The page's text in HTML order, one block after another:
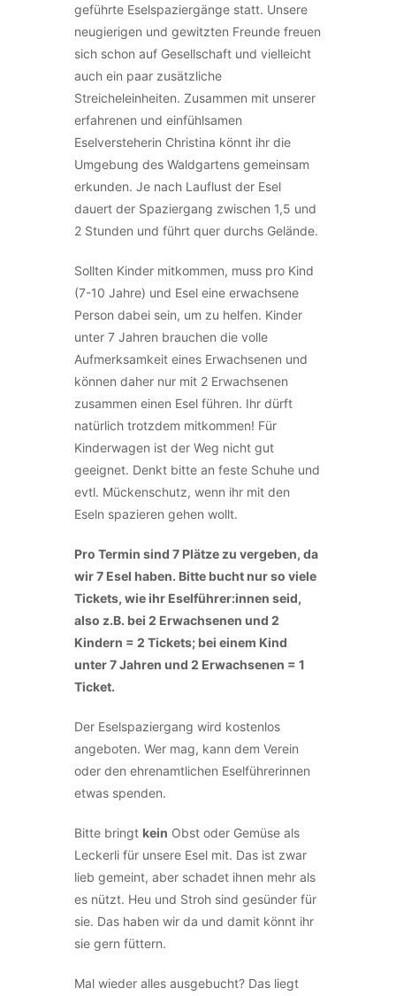
geführte Eselspaziergänge statt. Unsere
neugierigen und gewitzten Freunde freuen
sich schon auf Gesellschaft und vielleicht
auch ein paar zusätzliche
Streicheleinheiten. Zusammen mit unserer
erfahrenen und einfühlsamen
Eselversteherin Christina könnt ihr die
Umgebung des Waldgartens gemeinsam
erkunden. Je nach Lauflust der Esel
dauert der Spaziergang zwischen 1,5 und
2 Stunden und führt quer durchs Gelände.
Sollten Kinder mitkommen, muss pro Kind
(7-10 Jahre) und Esel eine erwachsene
Person dabei sein, um zu helfen. Kinder
unter 7 Jahren brauchen die volle
Aufmerksamkeit eines Erwachsenen und
können daher nur mit 2 Erwachsenen
zusammen einen Esel führen. Ihr dürft
natürlich trotzdem mitkommen! Für
Kinderwagen ist der Weg nicht gut
geeignet. Denkt bitte an feste Schuhe und
evtl. Mückenschutz, wenn ihr mit den
Eseln spazieren gehen wollt.
Pro Termin sind 7 Plätze zu vergeben, da
wir 7 Esel haben. Bitte bucht nur so viele
Tickets, wie ihr Eselführer:innen seid,
also z.B. bei 2 Erwachsenen und 2
Kindern = 2 Tickets; bei einem Kind
unter 7 Jahren und 2 Erwachsenen = 1
Ticket.
Der Eselspaziergang wird kostenlos
angeboten. Wer mag, kann dem Verein
oder den ehrenamtlichen Eselführerinnen
etwas spenden.
Bitte bringt kein Obst oder Gemüse als
Leckerli für unsere Esel mit. Das ist zwar
lieb gemeint, aber schadet ihnen mehr als
es nützt. Heu und Stroh sind gesünder für
sie. Das haben wir da und damit könnt ihr
sie gern füttern.
Mal wieder alles ausgebucht? Das liegt